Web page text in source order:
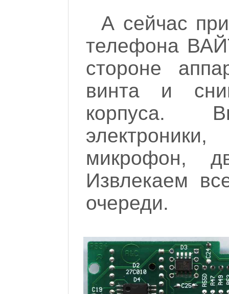
А сейчас
телефона
стороне
винта и
корпуса.
микрофон,
Извлекаем
очереди.